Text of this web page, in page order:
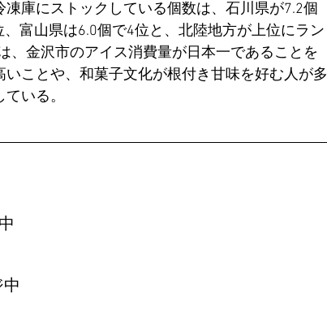
庫にストックしている個数は、石川県が7.2個
富山県は6.0個で4位と、北陸地方が上位にラン
、金沢市のアイス消費量が日本一であることを
ことや、和菓子文化が根付き甘味を好む人が多
いる。